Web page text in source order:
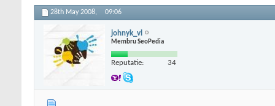
28th May 2008, 09:06
johnyk_vl
Membru SeoPedia
Reputatie: 34